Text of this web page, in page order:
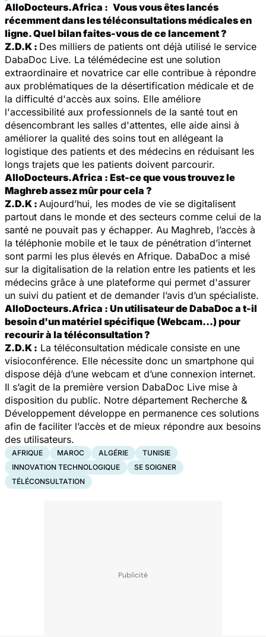
AlloDocteurs.Africa : Vous vous êtes lancés
récemment dans les téléconsultations médicales en
ligne. Quel bilan faites-vous de ce lancement ?
Z.D.K : Des milliers de patients ont déjà utilisé le service
DabaDoc Live. La télémédecine est une solution
extraordinaire et novatrice car elle contribue à répondre
aux problématiques de la désertification médicale et de
la difficulté d'accès aux soins. Elle améliore
l'accessibilité aux professionnels de la santé tout en
désencombrant les salles d'attentes, elle aide ainsi à
améliorer la qualité des soins tout en allégeant la
logistique des patients et des médecins en réduisant les
longs trajets que les patients doivent parcourir.
AlloDocteurs.Africa : Est-ce que vous trouvez le
Maghreb assez mûr pour cela ?
Z.D.K : Aujourd’hui, les modes de vie se digitalisent
partout dans le monde et des secteurs comme celui de la
santé ne pouvait pas y échapper. Au Maghreb, l’accès à
la téléphonie mobile et le taux de pénétration d’internet
sont parmi les plus élevés en Afrique. DabaDoc a misé
sur la digitalisation de la relation entre les patients et les
médecins grâce à une plateforme qui permet d'assurer
un suivi du patient et de demander l’avis d’un spécialiste.
AlloDocteurs.Africa : Un utilisateur de DabaDoc a t-il
besoin d'un matériel spécifique (Webcam...) pour
recourir à la téléconsultation ?
Z.D.K : La téléconsultation médicale consiste en une
visioconférence. Elle nécessite donc un smartphone qui
dispose déjà d’une webcam et d’une connexion internet.
Il s’agit de la première version DabaDoc Live mise à
disposition du public. Notre département Recherche &
Développement développe en permanence ces solutions
afin de faciliter l’accès et de mieux répondre aux besoins
des utilisateurs.
AFRIQUE MAROC ALGÉRIE
TUNISIE
INNOVATION TECHNOLOGIQUE
SE SOIGNER
TÉLÉCONSULTATION